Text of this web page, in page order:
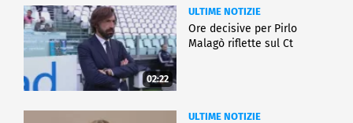
02:22
ULTIME NOTIZIE
Ore decisive per Pirlo
Malagò riflette sul Ct
ULTIME NOTIZIE